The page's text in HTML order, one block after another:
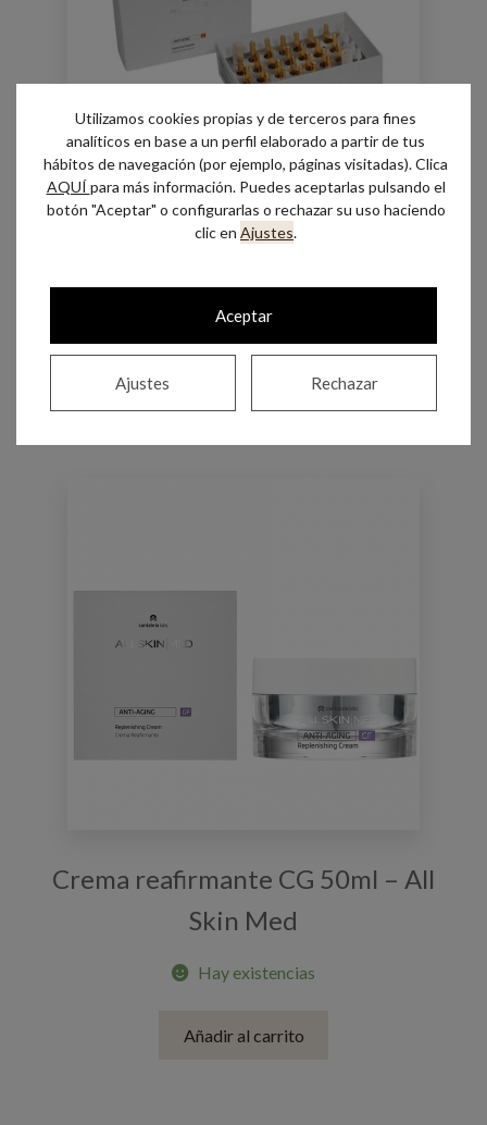
Hay existencias
Crema reafirmante CG 50ml – All
Skin Med
Hay existencias
Añadir al carrito
Utilizamos cookies propias y de terceros para fines
analíticos en base a un perfil elaborado a partir de tus
hábitos de navegación (por ejemplo, páginas visitadas). Clica
AQUÍpara más información. Puedes aceptarlas pulsando el
botón "Aceptar" o configurarlas o rechazar su uso haciendo
clic en Ajustes.
Aceptar
Rechazar
Ajustes